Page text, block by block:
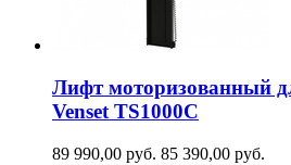
Лифт моторизованный
Venset TS1000C
89 990,00 руб. 85 390,00 руб.